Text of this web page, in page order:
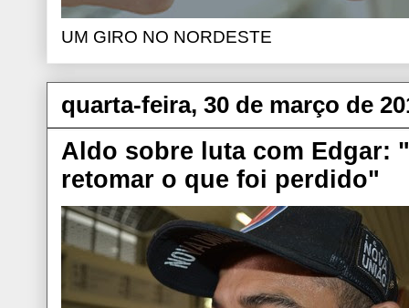
UM GIRO NO NORDESTE
quarta-feira, 30 de março de
Aldo sobre luta com Edgar:
retomar o que foi perdido"